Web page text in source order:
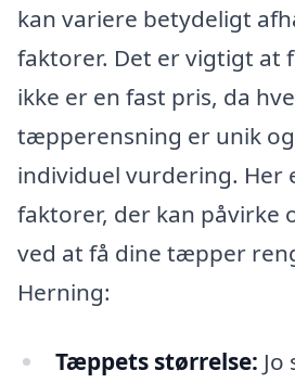
kan variere betydeligt
faktorer. Det er vigtigt at
ikke er en fast pris, da
tæpperensning er unik
individuel vurdering. Her
faktorer, der kan påvirke
ved at få dine tæpper
Herning:
Tæppets størrelse: